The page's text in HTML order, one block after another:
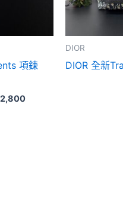
項鍊
DIOR
DIOR 全新